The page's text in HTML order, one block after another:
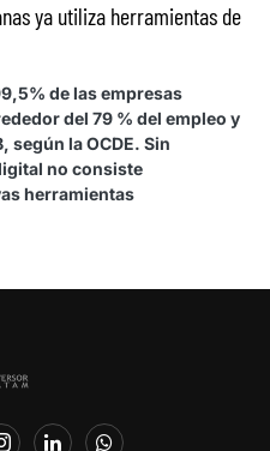
ya utiliza herramientas de
de las empresas
del 79 % del empleo y
según la OCDE. Sin
no consiste
herramientas